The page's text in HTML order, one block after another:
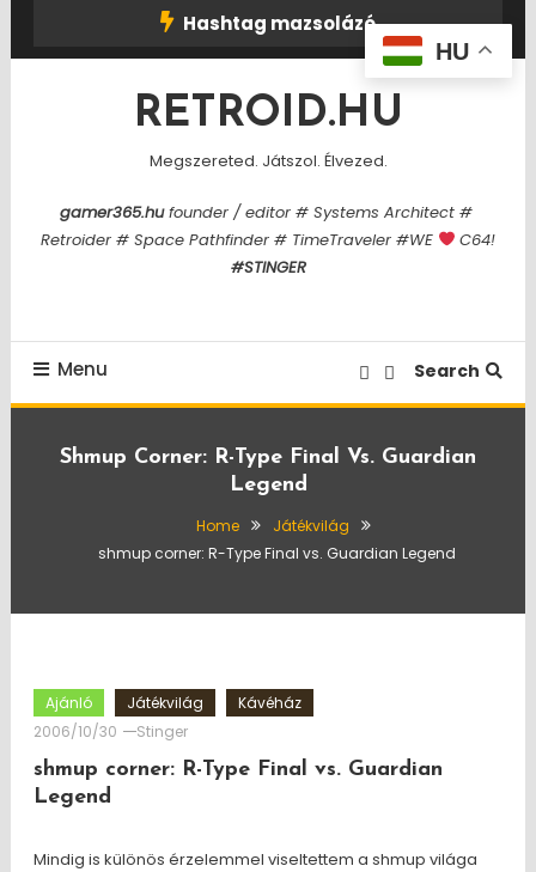
Hashtag mazsolázó
RETROID.HU
Megszereted. Játszol. Élvezed.
gamer365.hufounder / editor # Systems Architect #
Retroider # Space Pathfinder # TimeTraveler #WE
C64!
#STINGER
Menu Search
Shmup Corner: R-Type Final Vs. Guardian
Legend
Home
Játékvilág
shmup corner: R-Type Final vs. Guardian Legend
Ajánló Játékvilág
Kávéház
2006/10/30
Stinger
shmup corner: R-Type Final vs. Guardian
Legend
Mindig is különös érzelemmel viseltettem a shmup világa
HU